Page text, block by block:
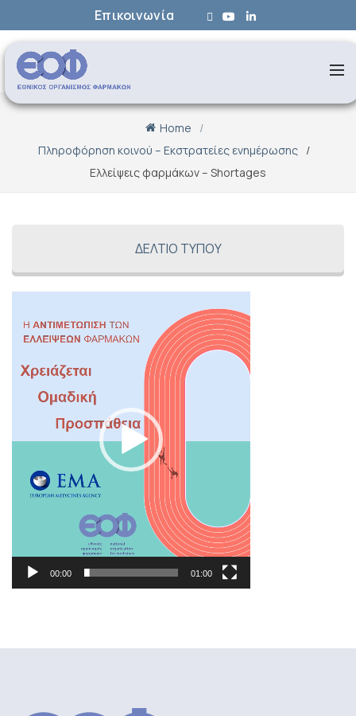
Επικοινωνία
Home
Πληροφόρηση κοινού – Εκστρατείες ενημέρωσης
Ελλείψεις φαρμάκων – Shortages
ΔΕΛΤΙΟ ΤΥΠΟΥ
Αναπαραγωγής
Βίντεο
00:00 01:00